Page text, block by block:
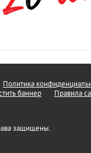
Политика
баннер Правила
защищены.